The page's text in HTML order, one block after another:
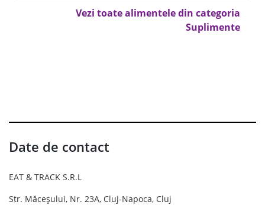
Vezi toate alimentele din categoria
Suplimente
Date de contact
EAT & TRACK S.R.L
Str. Măceșului, Nr. 23A, Cluj-Napoca, Cluj